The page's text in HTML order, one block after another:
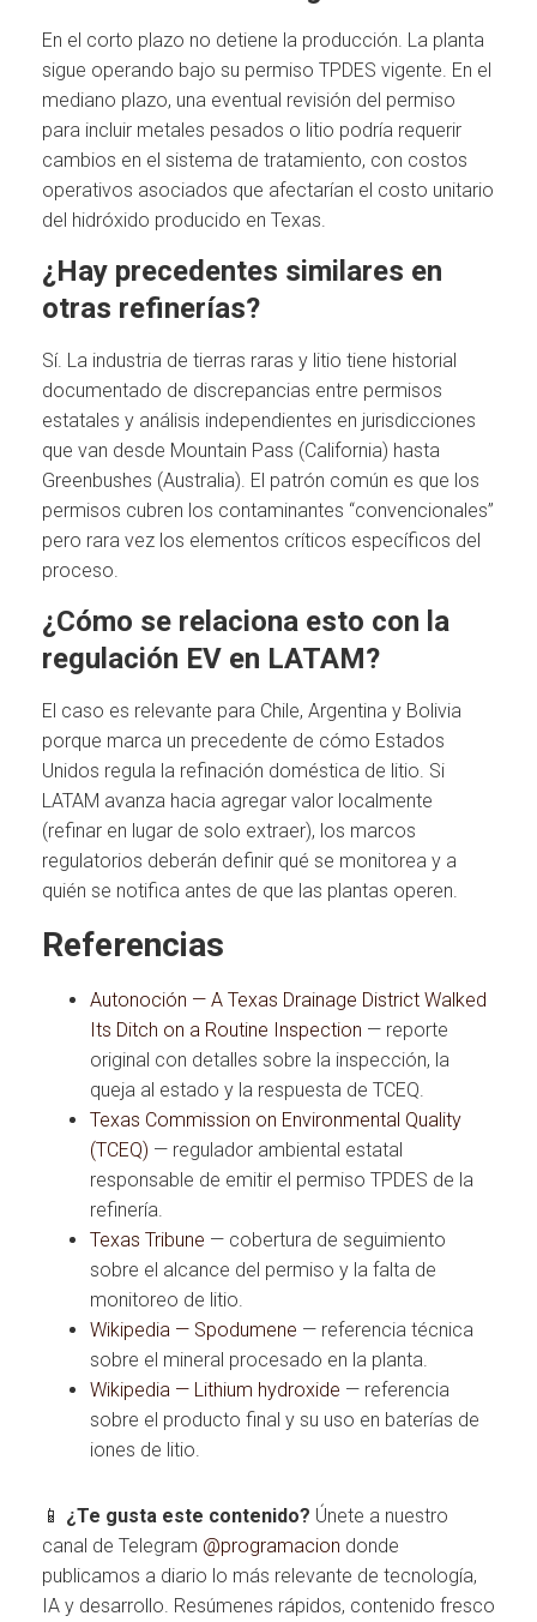
En el corto plazo no detiene la producción. La planta
sigue operando bajo su permiso TPDES vigente. En el
mediano plazo, una eventual revisión del permiso
para incluir metales pesados o litio podría requerir
cambios en el sistema de tratamiento, con costos
operativos asociados que afectarían el costo unitario
del hidróxido producido en Texas.
¿Hay precedentes similares en
otras refinerías?
Sí. La industria de tierras raras y litio tiene historial
documentado de discrepancias entre permisos
estatales y análisis independientes en jurisdicciones
que van desde Mountain Pass (California) hasta
Greenbushes (Australia). El patrón común es que los
permisos cubren los contaminantes “convencionales”
pero rara vez los elementos críticos específicos del
proceso.
¿Cómo se relaciona esto con la
regulación EV en LATAM?
El caso es relevante para Chile, Argentina y Bolivia
porque marca un precedente de cómo Estados
Unidos regula la refinación doméstica de litio. Si
LATAM avanza hacia agregar valor localmente
(refinar en lugar de solo extraer), los marcos
regulatorios deberán definir qué se monitorea y a
quién se notifica antes de que las plantas operen.
Referencias
Autonoción — A Texas Drainage District Walked
Its Ditch on a Routine Inspection — reporte
original con detalles sobre la inspección, la
queja al estado y la respuesta de TCEQ.
Texas Commission on Environmental Quality
(TCEQ) — regulador ambiental estatal
responsable de emitir el permiso TPDES de la
refinería.
Texas Tribune — cobertura de seguimiento
sobre el alcance del permiso y la falta de
monitoreo de litio.
Wikipedia — Spodumene — referencia técnica
sobre el mineral procesado en la planta.
Wikipedia — Lithium hydroxide — referencia
sobre el producto final y su uso en baterías de
iones de litio.
📱 ¿Te gusta este contenido? Únete a nuestro
canal de Telegram @programacion donde
publicamos a diario lo más relevante de tecnología,
IA y desarrollo. Resúmenes rápidos, contenido fresco